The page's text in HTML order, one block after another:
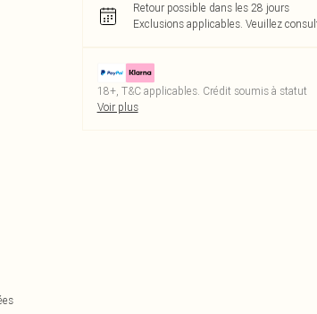
Retour possible dans les 28 jours
Exclusions applicables. Veuillez
18+, T&C applicables. Crédit soumis à statut
Voir plus